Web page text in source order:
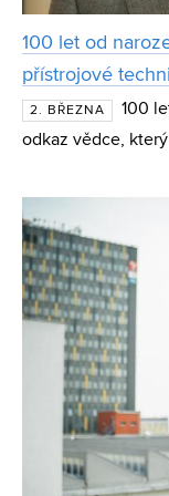
100 let od
přístrojové
2. BŘEZNA
100
odkaz vědce,
rezonance.